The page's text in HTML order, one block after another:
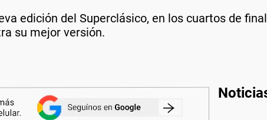
edición del Superclásico, en los cuartos de
su mejor versión.